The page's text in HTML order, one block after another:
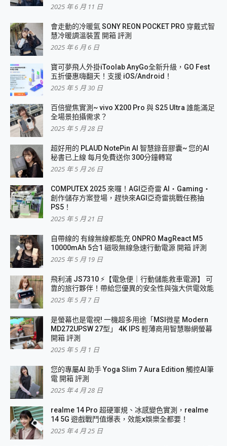
2025 年 6 月 11 日
會走動的冷暖氣 SONY REON POCKET PRO 穿戴式智
慧冷暖調溫裝置 開箱 評測
2025 年 6 月 6 日
寶可夢飛人外掛iToolab AnyGo全新升級，GO Fest
五折優惠嗨翻天！支援 iOS/Android！
2025 年 5 月 30 日
百倍變焦實測~ vivo X200 Pro 與 S25 Ultra 誰能滿足
全場景拍攝需求？
2025 年 5 月 28 日
超好用的 PLAUD NotePin AI 智慧錄音膠囊~ 您的AI
秘書已上線 每月免費送你 300分鐘轉寫
2025 年 5 月 26 日
COMPUTEX 2025 來囉！AGI亞奇雷 AI・Gaming・
創作儲存方案登場，趕快來AGI亞奇雷挑戰任務抽
PS5！
2025 年 5 月 21 日
自帶線的 有線無線都能充 ONPRO MagReact M5
10000mAh 5合1 磁吸無線急速行動電源 開箱 評測
2025 年 5 月 19 日
飛利浦 JS7310 ⚡【電急便｜行動儲能救車電源】 可
靠的旅行夥伴！帶給您優異的安全性與強大供電效能
2025 年 5 月 7 日
是螢幕也是電視! 一機超多用途「MSI微星 Modern
MD272UPSW 27型」 4K IPS 輕薄商用智慧聯網螢幕
開箱 評測
2025 年 5 月 1 日
您的專屬AI 助手 Yoga Slim 7 Aura Edition 觸控AI筆
電 開箱 評測
2025 年 4 月 28 日
realme 14 Pro 超硬軍規、冰感變色實測，realme
14 5G 遊戲戰鬥值爆表，效能x娛樂全都要！
2025 年 4 月 25 日